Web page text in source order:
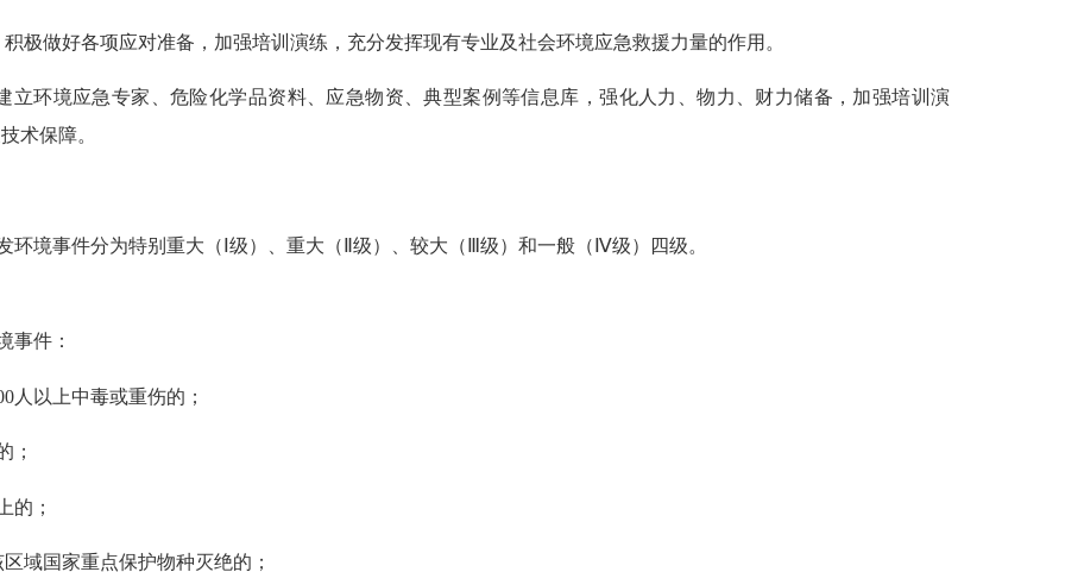
极做好各项应对准备，加强培训演练，充分发挥现有专业及社会环境应急救援力量的作用。
立环境应急专家、危险化学品资料、应急物资、典型案例等信息库，强化人力、物力、财力储备，加强培训演
术保障。
环境事件分为特别重大（ 级）、重大（ 级）、较大（ 级）和一般（ Ⅳ级）四级。
事件：
人以上中毒或重伤的；
；
的；
域国家重点保护物种灭绝的；